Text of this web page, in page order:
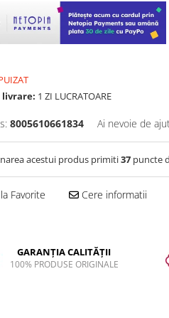
livrare: 1 ZI LUCRATOARE
8005610661834 Ai nevoie de
acestui produs primiti37 puncte
Favorite Cere informatii
GARANȚIA CALITĂȚII
100% PRODUSE ORIGINALE